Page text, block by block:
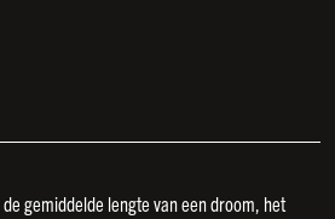
gemiddelde lengte van een droom, het